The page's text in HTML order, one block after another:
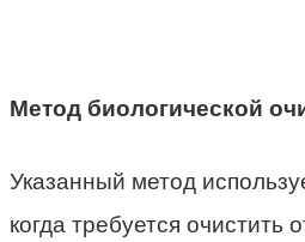
Метод биологической
Указанный метод
когда требуется очистить